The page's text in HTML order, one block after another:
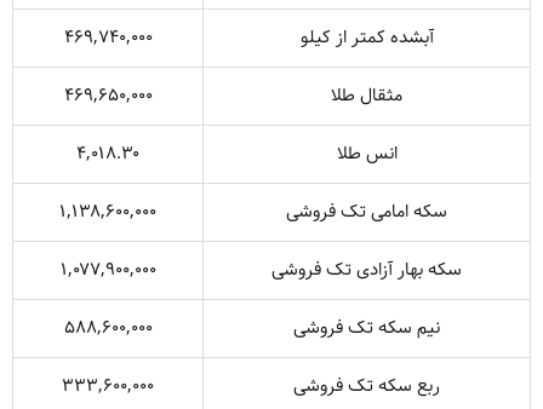
آبشده کمتر از کیلو
۴۶۹,۷۴۰,۰۰۰
مثقال طلا
۴۶۹,۶۵۰,۰۰۰
انس طلا
۴,۰۱۸.۳۰
سکه امامی تک فروشی
۱,۱۳۸,۶۰۰,۰۰۰
سکه بهار آزادی تک فروشی
۱,۰۷۷,۹۰۰,۰۰۰
نیم سکه تک فروشی
۵۸۸,۶۰۰,۰۰۰
ربع سکه تک فروشی
۳۳۳,۶۰۰,۰۰۰